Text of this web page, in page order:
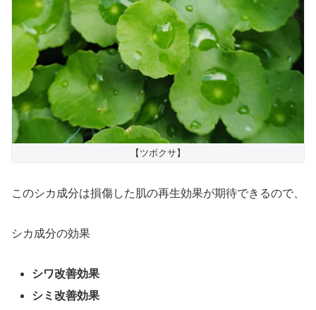
【ツボクサ】
このシカ成分は損傷した肌の再生効果が期待できるので、
シカ成分の効果
シワ改善効果
シミ改善効果